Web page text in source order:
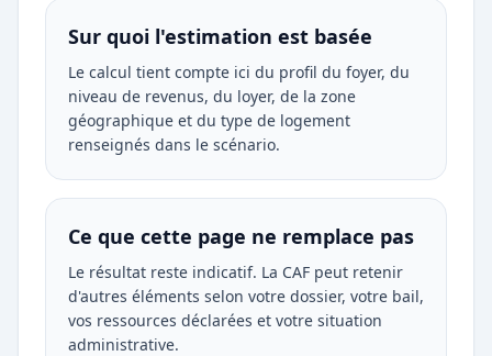
Sur quoi l'estimation est basée
Le calcul tient compte ici du profil du foyer, du
niveau de revenus, du loyer, de la zone
géographique et du type de logement
renseignés dans le scénario.
Ce que cette page ne remplace pas
Le résultat reste indicatif. La CAF peut retenir
d'autres éléments selon votre dossier, votre bail,
vos ressources déclarées et votre situation
administrative.